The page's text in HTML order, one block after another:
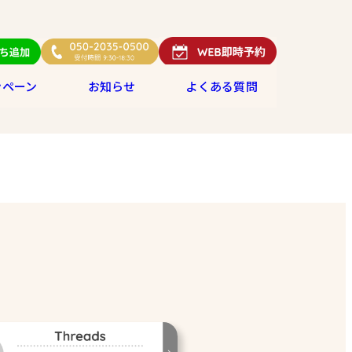
ーン お知らせ よくある質問